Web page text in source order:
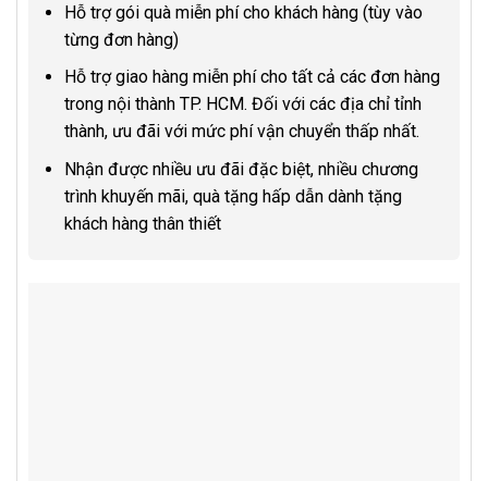
Hỗ trợ gói quà miễn phí cho khách hàng (tùy vào
từng đơn hàng)
Hỗ trợ giao hàng miễn phí cho tất cả các đơn hàng
trong nội thành TP. HCM. Đối với các địa chỉ tỉnh
thành, ưu đãi với mức phí vận chuyển thấp nhất.
Nhận được nhiều ưu đãi đặc biệt, nhiều chương
trình khuyến mãi, quà tặng hấp dẫn dành tặng
khách hàng thân thiết